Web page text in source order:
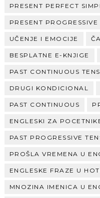
PRESENT PERFECT
PRESENT
UČENJE I EMOCIJE
BESPLATNE E-KNJIGE
PAST CONTINUOUS
DRUGI KONDICIONAL
PAST CONTINUOUS
ENGLESKI ZA
PAST PROGRESSIVE
PROŠLA VREMENA U
ENGLESKE FRAZE U
MNOZINA IMENICA U